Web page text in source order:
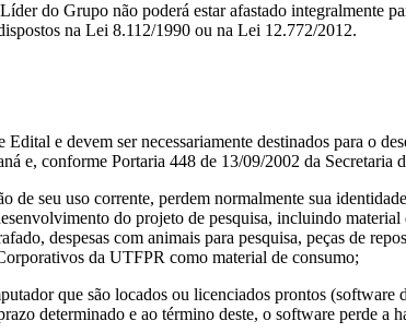
do Grupo não poderá estar afastado integralmente
na Lei 8.112/1990 ou na Lei 12.772/2012.
e devem ser necessariamente destinados para o
e, conforme Portaria 448 de 13/09/2002 da Secretaria
seu uso corrente, perdem normalmente sua
do projeto de pesquisa, incluindo
despesas com animais para pesquisa, peças de
da UTFPR como material de consumo;
que são locados ou licenciados prontos (software
determinado e ao término deste, o software perde a